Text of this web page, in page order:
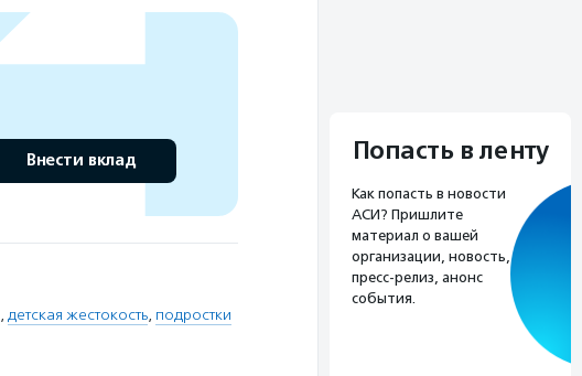
Внести вклад
, детская жестокость, подростки
Попасть в ленту
Как попасть в новости
АСИ? Пришлите
материал о вашей
организации, новость,
пресс-релиз, анонс
события.